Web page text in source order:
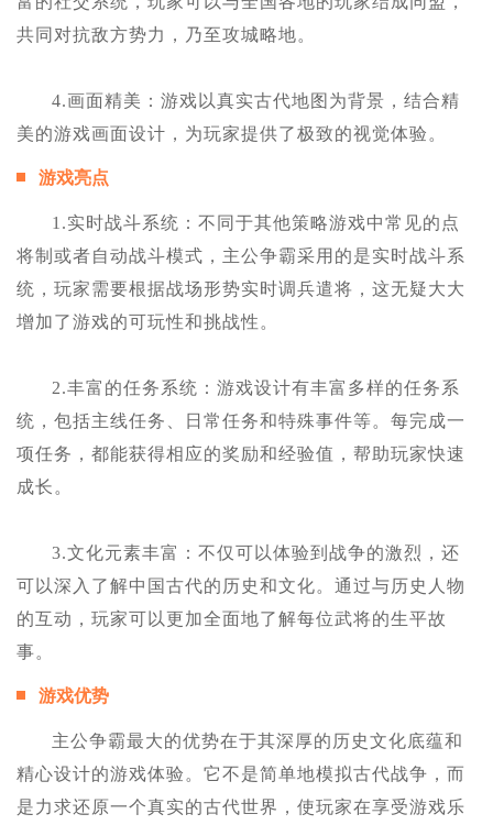
共同对抗敌方势力，乃至攻城略地。
4.画面精美：游戏以真实古代地图为背景，结合精
美的游戏画面设计，为玩家提供了极致的视觉体验。
游戏亮点
1.实时战斗系统：不同于其他策略游戏中常见的点
将制或者自动战斗模式，主公争霸采用的是实时战斗系
统，玩家需要根据战场形势实时调兵遣将，这无疑大大
增加了游戏的可玩性和挑战性。
2.丰富的任务系统：游戏设计有丰富多样的任务系
统，包括主线任务、日常任务和特殊事件等。每完成一
项任务，都能获得相应的奖励和经验值，帮助玩家快速
成长。
3.文化元素丰富：不仅可以体验到战争的激烈，还
可以深入了解中国古代的历史和文化。通过与历史人物
的互动，玩家可以更加全面地了解每位武将的生平故
事。
游戏优势
主公争霸最大的优势在于其深厚的历史文化底蕴和
精心设计的游戏体验。它不是简单地模拟古代战争，而
是力求还原一个真实的古代世界，使玩家在享受游戏乐